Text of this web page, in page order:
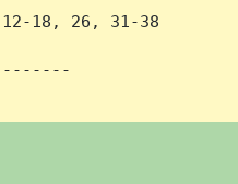
18, 26, 31-38